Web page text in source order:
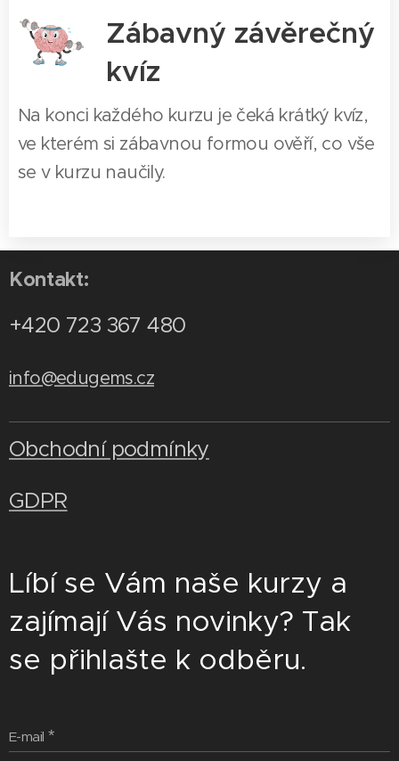
Zábavný závěrečný
kvíz
Na konci každého kurzu je čeká krátký kvíz,
ve kterém si zábavnou formou ověří, co vše
se v kurzu naučily.
Kontakt:
+420 723 367 480
info@edugems.cz
Obchodní podmínky
GDPR
Líbí se Vám naše kurzy a
zajímají Vás novinky? Tak
se přihlašte k odběru.
E-mail